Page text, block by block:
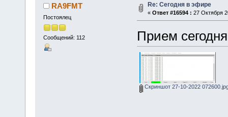
RA9FMT
Постоялец
Сообщений: 112
Re: Сегодня в эфире
« Ответ #16594 : 27 Октября
Прием сегодня
Скриншот 27-10-2022